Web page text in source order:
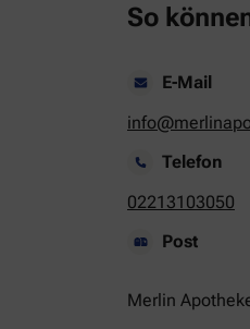
So
E-Mail
Telefon
02213103050
Post
Merlin